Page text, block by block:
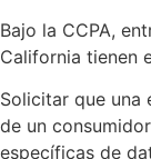
Bajo la CCPA,
California tienen
Solicitar que una
de un
específicas de